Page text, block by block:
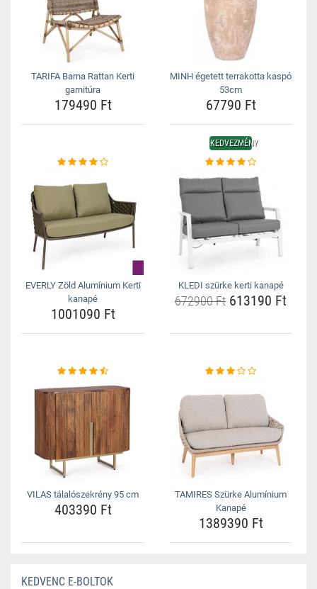
TARIFA Barna Rattan Kerti
garnitúra
179490 Ft
MINH égetett terrakotta kaspó
53cm
67790 Ft
EVERLY Zöld Alumínium Kerti
kanapé
1001090 Ft
KEDVEZMÉNY
KLEDI szürke kerti kanapé
672900 Ft 613190 Ft
VILAS tálalószekrény 95 cm
403390 Ft
TAMIRES Szürke Alumínium
Kanapé
1389390 Ft
KEDVENC E-BOLTOK